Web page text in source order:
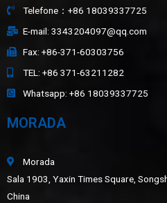
Telefone：+86 18039337725
E-mail: 3343204097@qq.com
Fax: +86-371-60303756
TEL: +86 371-63211282
Whatsapp: +86 18039337725
MORADA
Morada
Sala 1903, Yaxin Times Square,
China